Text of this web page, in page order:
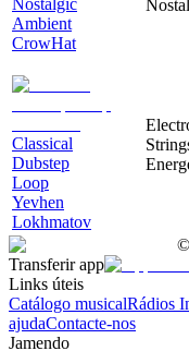
Ambient
CrowHat
Classical
Dubstep
Loop
Yevhen
Lokhmatov
©
Transferir app
Links úteis
Catálogo musicalRádios
ajudaContacte-nos
Jamendo